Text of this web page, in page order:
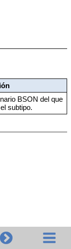
BSON del que
subtipo.